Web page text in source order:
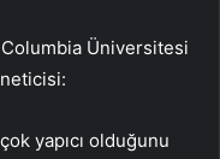
Columbia Üniversitesi
yapıcı olduğunu